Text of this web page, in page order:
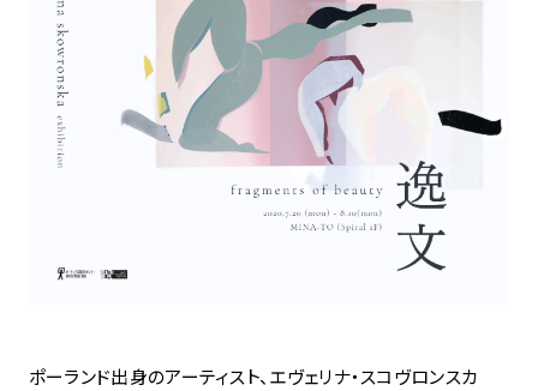
横浜赤レンガ倉庫
ルクア⼤阪
Nail Salon Café 3
Spiral Café 青山
Spiral Garden 福岡ワンビル
CAFE AALTO 新丸ビル
Store
ョンプログラム
リント作品
ポーランド出身のアーティスト、エヴェリナ・スコヴロンスカ